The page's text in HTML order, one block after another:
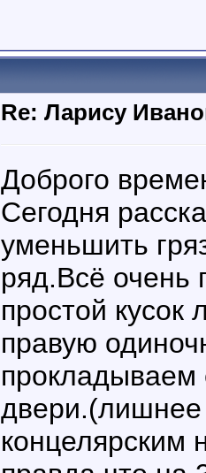
Re: Ларису
Доброго
Сегодня
уменьшить
ряд.Всё очень
простой кусок
правую
прокладываем
двери.(лишнее